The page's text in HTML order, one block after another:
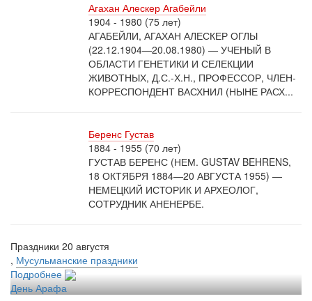
Агахан Алескер Агабейли
1904 - 1980 (75 лет)
АГАБЕЙЛИ, АГАХАН АЛЕСКЕР ОГЛЫ
(22.12.1904—20.08.1980) — УЧЕНЫЙ В
ОБЛАСТИ ГЕНЕТИКИ И СЕЛЕКЦИИ
ЖИВОТНЫХ, Д.С.-Х.Н., ПРОФЕССОР, ЧЛЕН-
КОРРЕСПОНДЕНТ ВАСХНИЛ (НЫНЕ РАСХ...
Беренс Густав
1884 - 1955 (70 лет)
ГУСТАВ БЕРЕНС (НЕМ. GUSTAV BEHRENS,
18 ОКТЯБРЯ 1884—20 АВГУСТА 1955) —
НЕМЕЦКИЙ ИСТОРИК И АРХЕОЛОГ,
СОТРУДНИК АНЕНЕРБЕ.
Праздники 20 августя
, Мусульманские праздники
Подробнее
День Арафа